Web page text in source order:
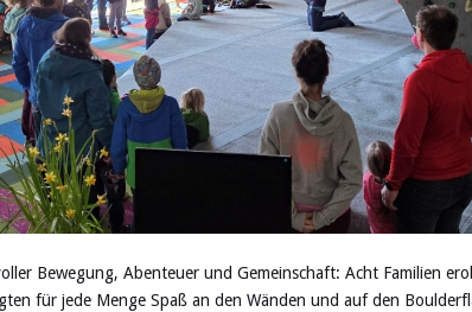
Bewegung, Abenteuer und Gemeinschaft: Acht Familien
für jede Menge Spaß an den Wänden und auf den